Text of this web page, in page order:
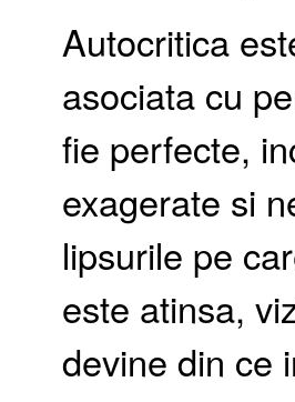
Autocritica
asociata cu
fie perfecte,
exagerate si
lipsurile pe
este atinsa,
devine din ce